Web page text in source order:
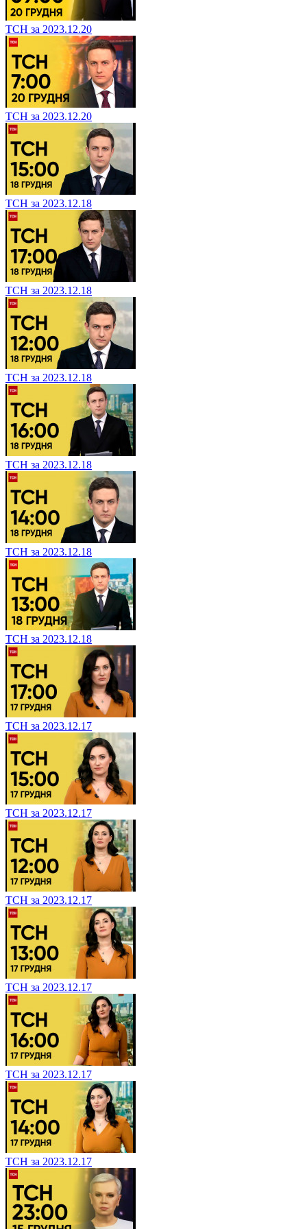
ТСН за 2023.12.20
ТСН за 2023.12.20
ТСН за 2023.12.18
ТСН за 2023.12.18
ТСН за 2023.12.18
ТСН за 2023.12.18
ТСН за 2023.12.18
ТСН за 2023.12.18
ТСН за 2023.12.17
ТСН за 2023.12.17
ТСН за 2023.12.17
ТСН за 2023.12.17
ТСН за 2023.12.17
ТСН за 2023.12.17